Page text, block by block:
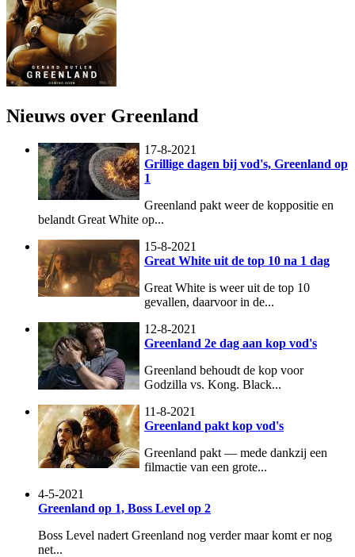
Nieuws over Greenland
17-8-2021
Grillige dagen bij vod's, Greenland op
1
Greenland pakt weer de koppositie en
belandt Great White op...
15-8-2021
Great White uit de top 10 na 1 dag
Great White is weer uit de top 10
gevallen, daarvoor in de...
12-8-2021
Greenland 2e dag aan kop vod's
Greenland behoudt de kop voor
Godzilla vs. Kong. Black...
11-8-2021
Greenland pakt kop vod's
Greenland pakt — mede dankzij een
filmactie van een grote...
4-5-2021
Greenland op 1, Boss Level op 2
Boss Level nadert Greenland nog verder maar komt er nog
net...